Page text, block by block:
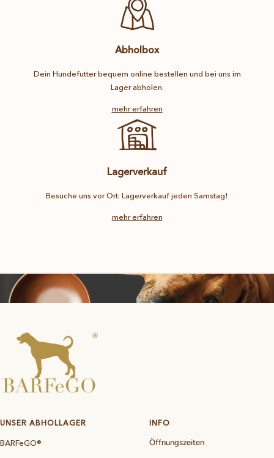
Abholbox
Dein Hundefutter bequem online bestellen und bei uns im
Lager abholen.
mehr erfahren
Lagerverkauf
Besuche uns vor Ort: Lagerverkauf jeden Samstag!
mehr erfahren
UNSER ABHOLLAGER
BARFeGO®
INFO
Öffnungszeiten